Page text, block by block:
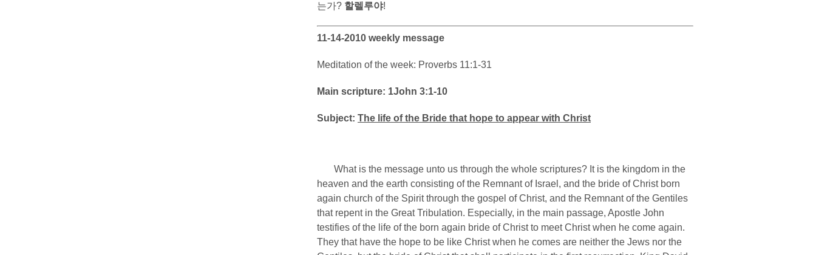
는가? 할렐루야!
11-14-2010 weekly message
Meditation of the week: Proverbs 11:1-31
Main scripture: 1John 3:1-10
Subject: The life of the Bride that hope to appear with Christ
What is the message unto us through the whole scriptures? It is the kingdom in the
heaven and the earth consisting of the Remnant of Israel, and the bride of Christ born
again church of the Spirit through the gospel of Christ, and the Remnant of the Gentiles
that repent in the Great Tribulation. Especially, in the main passage, Apostle John
testifies of the life of the born again bride of Christ to meet Christ when he come again.
They that have the hope to be like Christ when he comes are neither the Jews nor the